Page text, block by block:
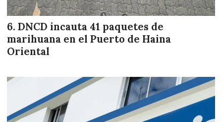
DNCD incauta 41 paquetes de
marihuana en el Puerto de Haina
Oriental